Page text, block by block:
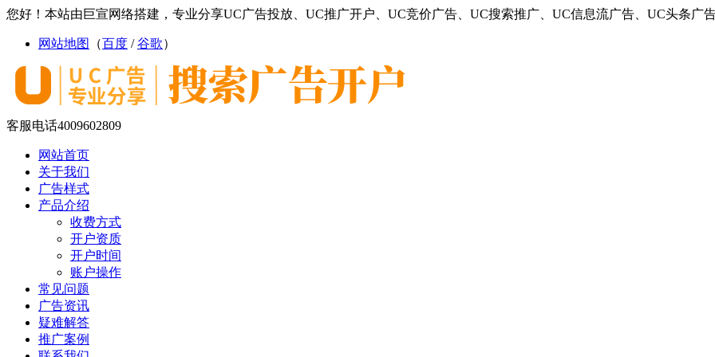
您好！本站由巨宣网络搭建，专业分享UC广告投放、UC推广开户、UC竞价广告、UC搜索推广、UC信息流广告、UC头条广告
网站地图 （百度 /谷歌）
客服电话4009602809
网站首页
关于我们
广告样式
产品介绍
收费方式
开户资质
开户时间
账户操作
常见问题
广告资讯
疑难解答
推广案例